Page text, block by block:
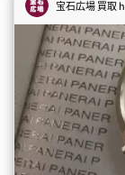
宝石広場 買取